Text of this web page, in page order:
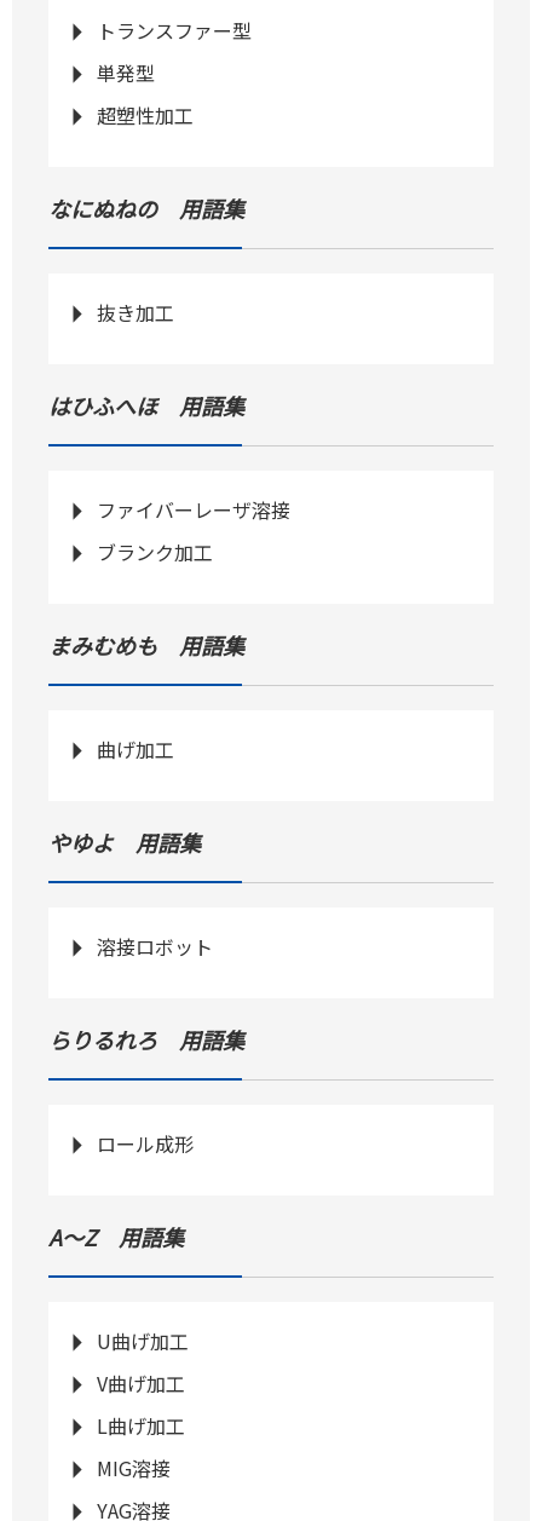
トランスファー型
単発型
超塑性加工
なにぬねの 用語集
抜き加工
はひふへほ 用語集
ファイバーレーザ溶接
ブランク加工
まみむめも 用語集
曲げ加工
やゆよ 用語集
溶接ロボット
らりるれろ 用語集
ロール成形
A～Z 用語集
U曲げ加工
V曲げ加工
L曲げ加工
MIG溶接
YAG溶接